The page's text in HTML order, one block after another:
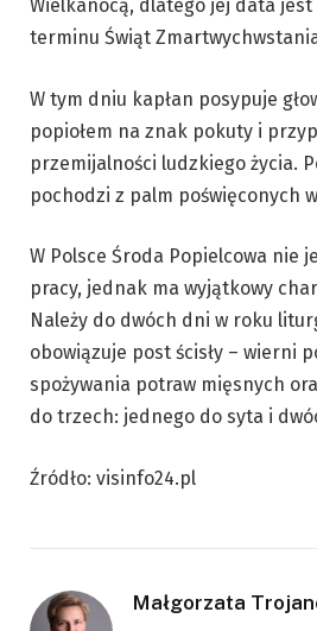
Wielkanocą, dlatego jej data jest
terminu Świąt
W tym dniu kapłan posypuje
popiołem na znak pokuty i
przemijalności ludzkiego życia.
pochodzi z palm poświęconych
W Polsce Środa Popielcowa nie
pracy, jednak ma wyjątkowy
Należy do dwóch dni w roku
obowiązuje post ścisły – wierni
spożywania potraw mięsnych
do trzech: jednego do syta i
Źródło: visinfo24.pl
Małgorzata